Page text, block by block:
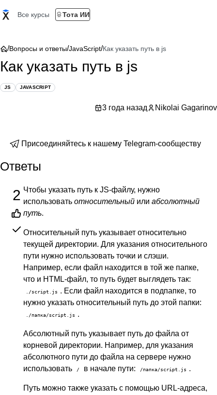
Все курсы Тота ИИ
/Вопросы и ответы/JavaScript/Как указать путь в js
Как указать путь в js
JS JAVASCRIPT
3 года назад Nikolai Gagarinov
Присоединяйтесь к нашему Telegram-сообществу
Ответы
2 Чтобы указать путь к JS-файлу, нужно
использовать относительный или абсолютный
путь.
Относительный путь указывает относительно
текущей директории. Для указания относительного
пути нужно использовать точки и слэши.
Например, если файл находится в той же папке,
что и HTML-файл, то путь будет выглядеть так:
./script.js . Если файл находится в подпапке, то
нужно указать относительный путь до этой папки:
./папка/script.js .
Абсолютный путь указывает путь до файла от
корневой директории. Например, для указания
абсолютного пути до файла на сервере нужно
использовать
/ в начале пути: /папка/script.js .
Путь можно также указать с помощью URL-адреса,